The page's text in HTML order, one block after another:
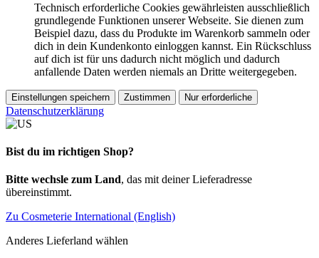
Technisch erforderliche Cookies gewährleisten ausschließlich
grundlegende Funktionen unserer Webseite. Sie dienen zum
Beispiel dazu, dass du Produkte im Warenkorb sammeln oder
dich in dein Kundenkonto einloggen kannst. Ein Rückschluss
auf dich ist für uns dadurch nicht möglich und dadurch
anfallende Daten werden niemals an Dritte weitergegeben.
Einstellungen speichern Zustimmen Nur erforderliche
Datenschutzerklärung
Bist du im richtigen Shop?
Bitte wechsle zum Land, das mit deiner Lieferadresse
übereinstimmt.
Zu Cosmeterie International (English)
Anderes Lieferland wählen